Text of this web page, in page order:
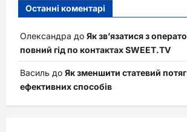
Останні коментарі
Олександра до Як зв’язатися з
повний гід по контактах SWEET.TV
Василь до Як зменшити статевий потяг
ефективних способів